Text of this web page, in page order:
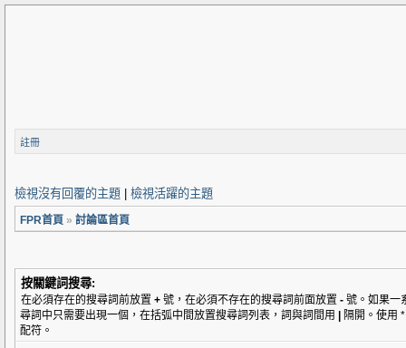
註冊
檢視沒有回覆的主題 檢視活躍的主題
FPR首頁 » 討論區首頁
按關鍵詞搜尋:
在必須存在的搜尋詞前放置 + 號，在必須不存在的搜尋詞前面放置 - 號。如果一
尋詞中只需要出現一個，在括弧中間放置搜尋詞列表，詞與詞間用
隔開。使用
配符。